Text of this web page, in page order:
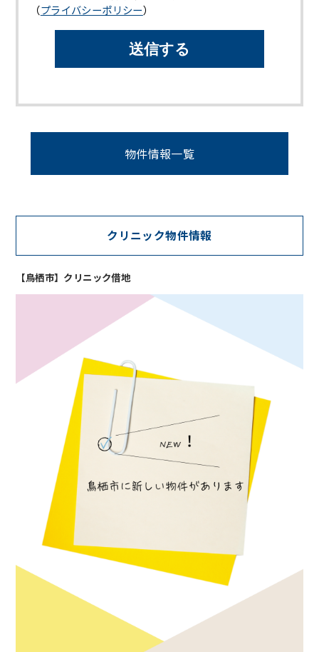
（プライバシーポリシー）
物件情報一覧
クリニック物件情報
【鳥栖市】クリニック借地